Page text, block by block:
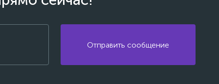
Отправить сообщение